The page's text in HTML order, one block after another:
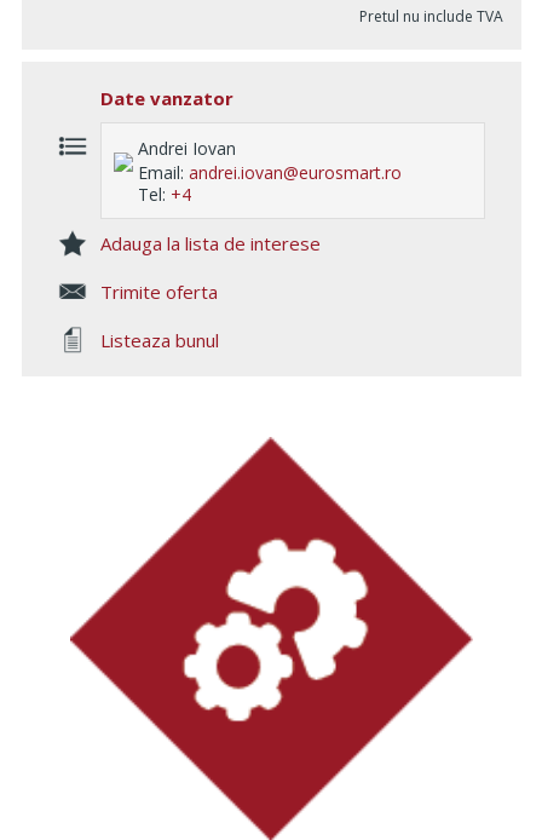
Pretul nu include TVA
Date vanzator
Andrei Iovan
Email: andrei.iovan@eurosmart.ro
Tel: +4
Adauga la lista de interese
Trimite oferta
Listeaza bunul